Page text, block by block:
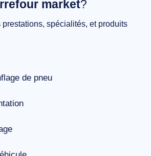
market?
spécialités, et produits
de pneu